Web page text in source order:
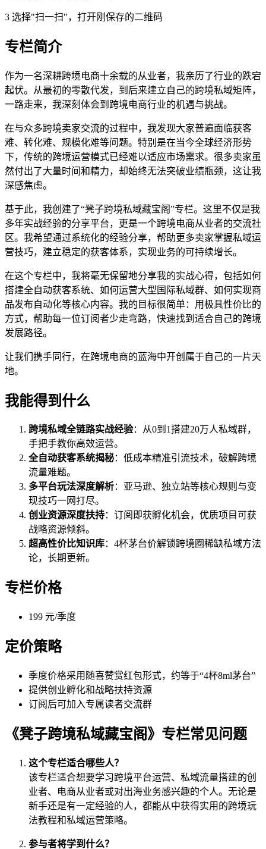
3 选择"扫一扫"，打开刚保存的二维码
专栏简介
作为一名深耕跨境电商十余载的从业者，我亲历了行业的跌宕
起伏。从最初的零散代发，到后来建立自己的跨境私域矩阵，
一路走来，我深刻体会到跨境电商行业的机遇与挑战。
在与众多跨境卖家交流的过程中，我发现大家普遍面临获客
难、转化难、规模化难等问题。特别是在当今全球经济形势
下，传统的跨境运营模式已经难以适应市场需求。很多卖家虽
然付出了大量时间和精力，却始终无法突破业绩瓶颈，这让我
深感焦虑。
基于此，我创建了“凳子跨境私域藏宝阁”专栏。这里不仅是我
多年实战经验的分享平台，更是一个跨境电商从业者的交流社
区。我希望通过系统化的经验分享，帮助更多卖家掌握私域运
营技巧，建立稳定的获客体系，实现业务的可持续增长。
在这个专栏中，我将毫无保留地分享我的实战心得，包括如何
搭建全自动获客系统、如何运营大型国际私域群、如何实现商
品发布自动化等核心内容。我的目标很简单：用极具性价比的
方式，帮助每一位订阅者少走弯路，快速找到适合自己的跨境
发展路径。
让我们携手同行，在跨境电商的蓝海中开创属于自己的一片天
地。
我能得到什么
跨境私域全链路实战经验：从0到1搭建20万人私域群，
手把手教你高效运营。
全自动获客系统揭秘：低成本精准引流技术，破解跨境
流量难题。
多平台玩法深度解析：亚马逊、独立站等核心规则与变
现技巧一网打尽。
创业资源深度扶持：订阅即获孵化机会，优质项目可获
战略资源倾斜。
超高性价比知识库：4杯茅台价解锁跨境圈稀缺私域方法
论，长期更新。
专栏价格
199 元/季度
定价策略
季度价格采用随喜赞赏红包形式，约等于“4杯8ml茅台”
提供创业孵化和战略扶持资源
订阅后可加入专属读者交流群
《凳子跨境私域藏宝阁》专栏常见问题
这个专栏适合哪些人？
该专栏适合想要学习跨境平台运营、私域流量搭建的创
业者、电商从业者或对出海业务感兴趣的个人。无论是
新手还是有一定经验的人，都能从中获得实用的跨境玩
法教程和私域运营策略。
参与者将学到什么？